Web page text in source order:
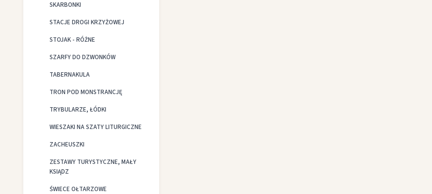
SKARBONKI
STACJE DROGI KRZYŻOWEJ
STOJAK - RÓŻNE
SZARFY DO DZWONKÓW
TABERNAKULA
TRON POD MONSTRANCJĘ
TRYBULARZE, ŁÓDKI
WIESZAKI NA SZATY LITURGICZNE
ZACHEUSZKI
ZESTAWY TURYSTYCZNE, MAŁY
KSIĄDZ
ŚWIECE OŁTARZOWE